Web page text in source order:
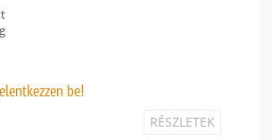
be!
RÉSZLETEK